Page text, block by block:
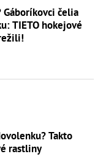
Gáboríkovci čelia
TIETO hokejové
Takto
rastliny